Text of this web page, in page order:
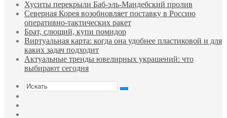
Хуситы перекрыли Баб-эль-Мандебский пролив
Северная Корея возобновляет поставку в Россию
оперативно-тактических ракет
Брат, слющий, купи помидор
Виртуальная карта: когда она удобнее пластиковой и для
каких задач подходит
Актуальные тренды ювелирных украшений: что
выбирают сегодня
Искать